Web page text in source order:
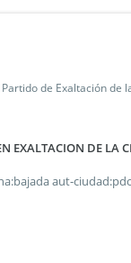
de Exaltación de
EXALTACION DE LA